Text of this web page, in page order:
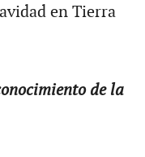
en Tierra
de la